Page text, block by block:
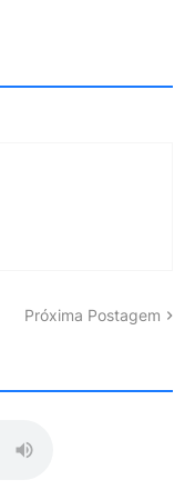
Próxima Postagem